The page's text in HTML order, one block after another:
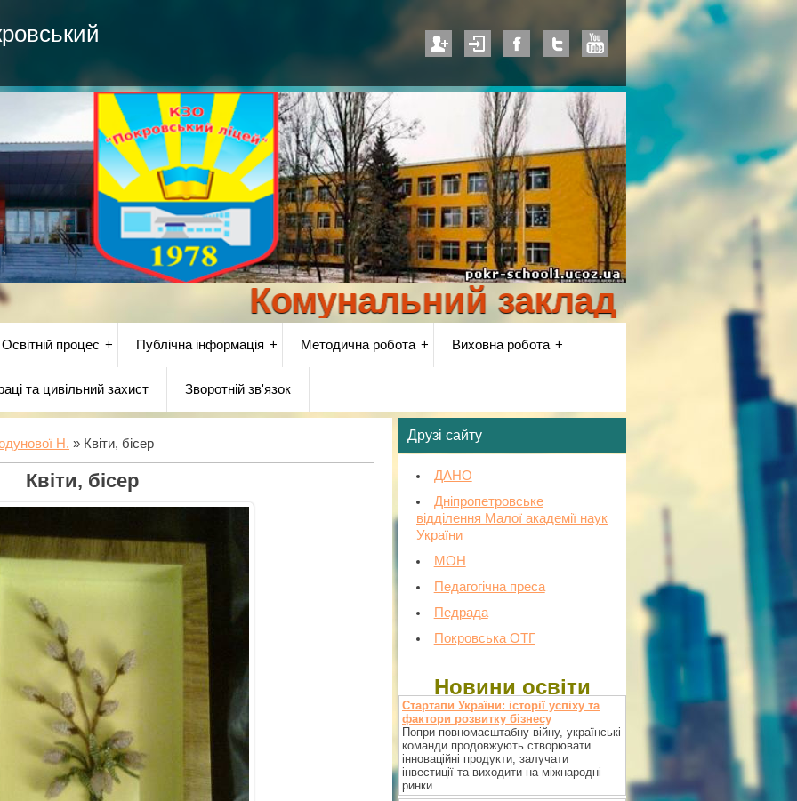
Комунальний заклад освіти
Освітній процес Публічна інформація Методична робота Виховна робота
та цивільний захист Зворотній зв'язок
Н. » Квіти, бісер
Квіти, бісер
Друзі сайту
ДАНО
Дніпропетровське
відділення Малої академії наук
України
МОН
Педагогічна преса
Педрада
Покровська ОТГ
Новини освіти
Стартапи України: історії успіху та
фактори розвитку бізнесу
Попри повномасштабну війну, українські
команди продовжують створювати
інноваційні продукти, залучати
інвестиції та виходити на міжнародні
ринки